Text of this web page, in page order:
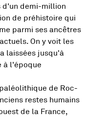
d'un demi-million
de préhistoire qui
parmi ses ancêtres
On y voit les
laissées jusqu'à
à l'époque
de Roc-
restes humains
de la France,